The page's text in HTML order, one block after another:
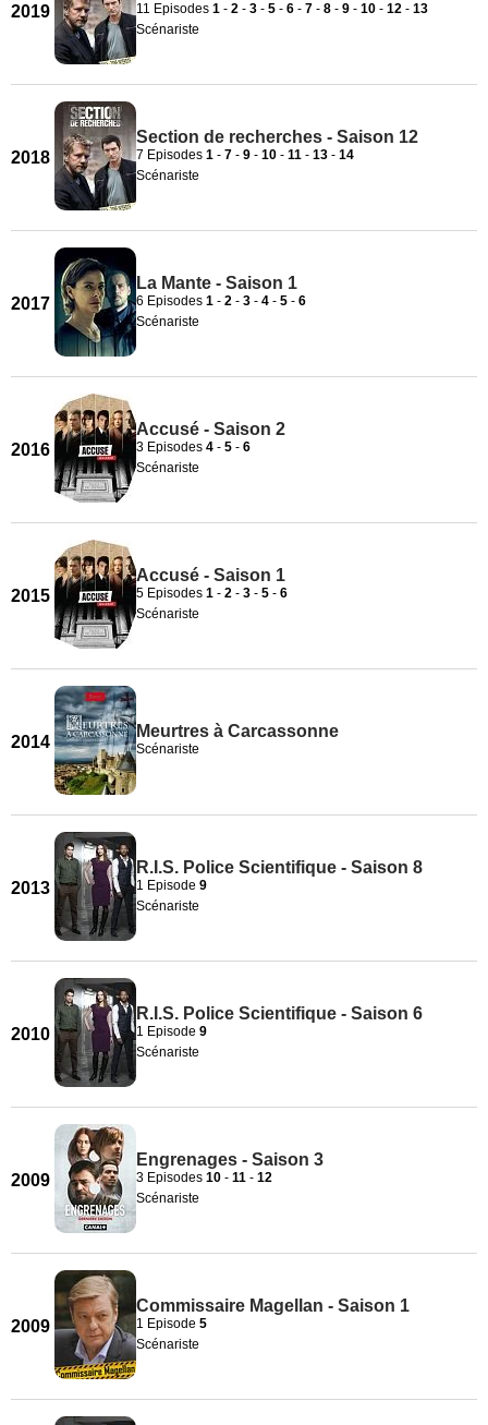
2019 11 Episodes 1 - 2 - 3 - 5 - 6 - 7 - 8 - 9 - 10 - 12 - 13
Scénariste
2018
Section de recherches - Saison 12
7 Episodes 1 - 7 - 9 - 10 - 11 - 13 - 14
Scénariste
2017
La Mante - Saison 1
6 Episodes 1 - 2 - 3 - 4 - 5 - 6
Scénariste
2016
Accusé - Saison 2
3 Episodes 4 - 5 - 6
Scénariste
2015
Accusé - Saison 1
5 Episodes 1 - 2 - 3 - 5 - 6
Scénariste
2014
Meurtres à Carcassonne
Scénariste
2013
R.I.S. Police Scientifique - Saison 8
1 Episode 9
Scénariste
2010
R.I.S. Police Scientifique - Saison 6
1 Episode 9
Scénariste
2009
Engrenages - Saison 3
3 Episodes 10 - 11 - 12
Scénariste
2009
Commissaire Magellan - Saison 1
1 Episode 5
Scénariste